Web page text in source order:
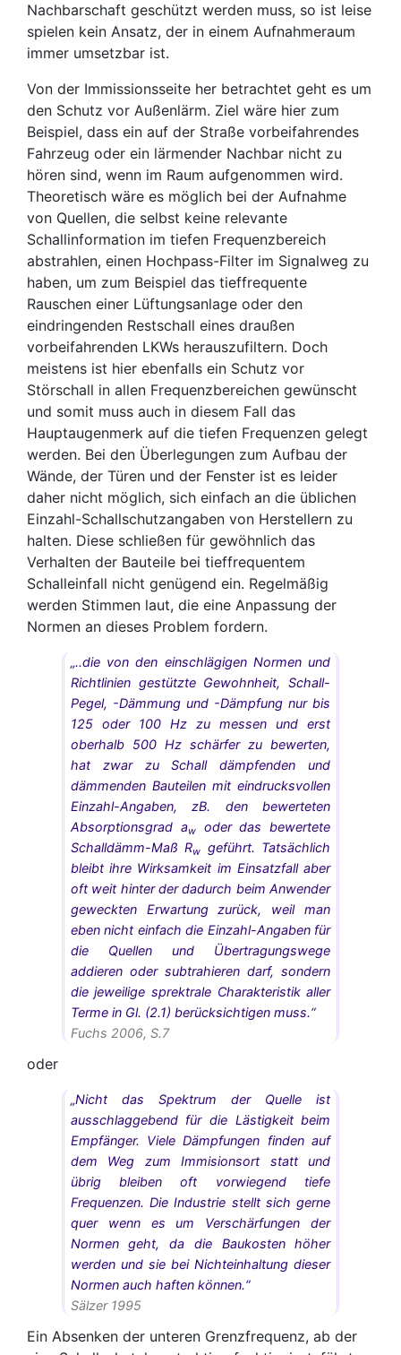
Nachbarschaft geschützt werden muss, so ist leise
spielen kein Ansatz, der in einem Aufnahmeraum
immer umsetzbar ist.
Von der Immissionsseite her betrachtet geht es um
den Schutz vor Außenlärm. Ziel wäre hier zum
Beispiel, dass ein auf der Straße vorbeifahrendes
Fahrzeug oder ein lärmender Nachbar nicht zu
hören sind, wenn im Raum aufgenommen wird.
Theoretisch wäre es möglich bei der Aufnahme
von Quellen, die selbst keine relevante
Schallinformation im tiefen Frequenzbereich
abstrahlen, einen Hochpass-Filter im Signalweg zu
haben, um zum Beispiel das tieffrequente
Rauschen einer Lüftungsanlage oder den
eindringenden Restschall eines draußen
vorbeifahrenden LKWs herauszufiltern. Doch
meistens ist hier ebenfalls ein Schutz vor
Störschall in allen Frequenzbereichen gewünscht
und somit muss auch in diesem Fall das
Hauptaugenmerk auf die tiefen Frequenzen gelegt
werden. Bei den Überlegungen zum Aufbau der
Wände, der Türen und der Fenster ist es leider
daher nicht möglich, sich einfach an die üblichen
Einzahl-Schallschutzangaben von Herstellern zu
halten. Diese schließen für gewöhnlich das
Verhalten der Bauteile bei tieffrequentem
Schalleinfall nicht genügend ein. Regelmäßig
werden Stimmen laut, die eine Anpassung der
Normen an dieses Problem fordern.
„..die von den einschlägigen Normen und
Richtlinien gestützte Gewohnheit, Schall-
Pegel, -Dämmung und -Dämpfung nur bis
125 oder 100 Hz zu messen und erst
oberhalb 500 Hz schärfer zu bewerten,
hat zwar zu Schall dämpfenden und
dämmenden Bauteilen mit eindrucksvollen
Einzahl-Angaben, zB. den bewerteten
Absorptionsgrad awoder das bewertete
Schalldämm-Maß Rw
geführt. Tatsächlich
bleibt ihre Wirksamkeit im Einsatzfall aber
oft weit hinter der dadurch beim Anwender
geweckten Erwartung zurück, weil man
eben nicht einfach die Einzahl-Angaben für
die Quellen und Übertragungswege
addieren oder subtrahieren darf, sondern
die jeweilige sprektrale Charakteristik aller
Terme in Gl. (2.1) berücksichtigen muss.“
Fuchs 2006, S.7
oder
„Nicht das Spektrum der Quelle ist
ausschlaggebend für die Lästigkeit beim
Empfänger. Viele Dämpfungen finden auf
dem Weg zum Immisionsort statt und
übrig bleiben oft vorwiegend tiefe
Frequenzen. Die Industrie stellt sich gerne
quer wenn es um Verschärfungen der
Normen geht, da die Baukosten höher
werden und sie bei Nichteinhaltung dieser
Normen auch haften können.“
Sälzer 1995
Ein Absenken der unteren Grenzfrequenz, ab der